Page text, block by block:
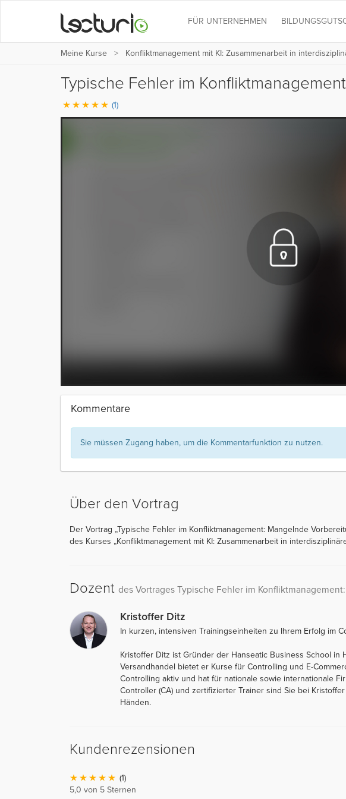
FÜR UNTERNEHMEN
Meine Kurse Konfliktmanagement mit KI: Zusammenarbeit in
Typische Fehler im
(1)
Kommentare
Sie müssen Zugang haben, um die Kommentarfunktion zu nutzen.
Über den Vortrag
Der Vortrag „Typische Fehler im Konfliktmanagement: Mangelnde
des Kurses „Konfliktmanagement mit KI: Zusammenarbeit in
Dozent des Vortrages Typische Fehler im
Kristoffer Ditz
In kurzen, intensiven Trainingseinheiten zu Ihrem Erfolg im
Kristoffer Ditz ist Gründer der Hanseatic Business School in
Versandhandel bietet er Kurse für Controlling und E-
Controlling aktiv und hat für nationale sowie internationale
Controller (CA) und zertifizierter Trainer sind Sie bei
Händen.
Kundenrezensionen
(1)
5,0 von 5 Sternen